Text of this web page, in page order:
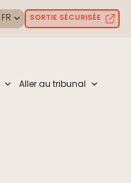
SORTIE SÉCURISÉE
Aller au tribunal